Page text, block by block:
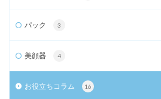
パック 3
美顔器 4
お役立ちコラム 16